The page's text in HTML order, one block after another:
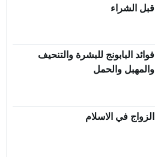
قبل الشراء
فوائد البابونج للبشرة والتنحيف
والمهبل والحمل
الزواج في الاسلام